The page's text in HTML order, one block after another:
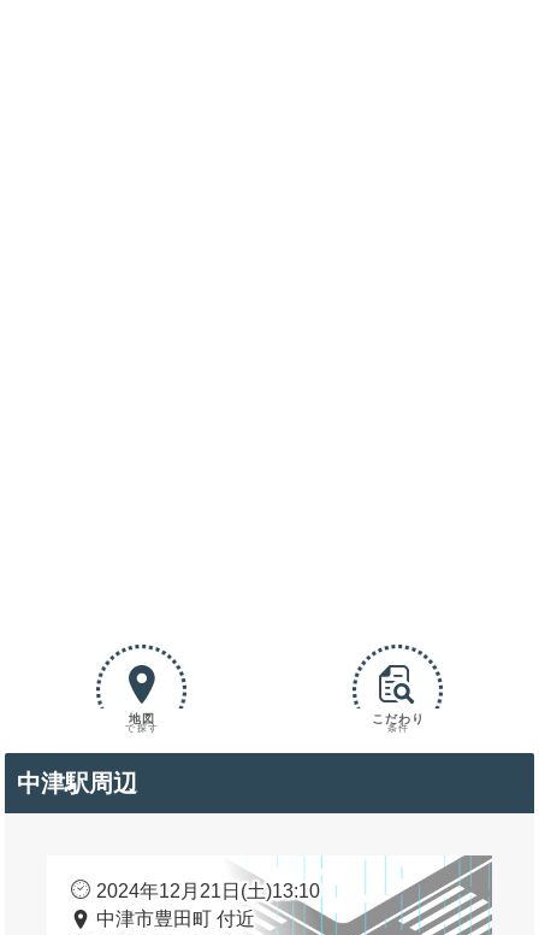
地図
で探す
こだわり
条件
中津駅周辺
2024年12月21日(土)13:10
中津市豊田町 付近